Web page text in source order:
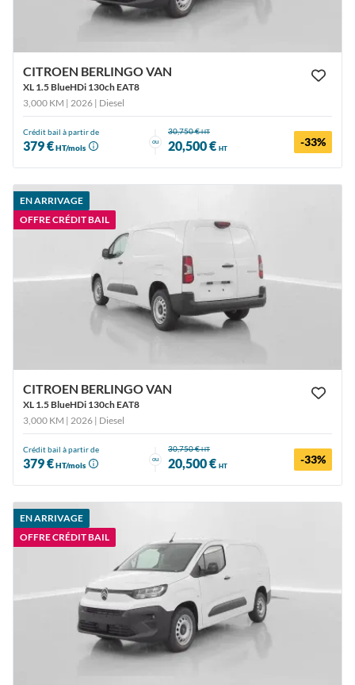
CITROEN BERLINGO VAN
XL 1.5 BlueHDi 130ch EAT8
3,000 KM | 2026 | Diesel
Crédit bail à partir de
379 €HT/mois
ou
30,750 €HT
20,500 € HT -33%
EN ARRIVAGE
OFFRE CRÉDIT BAIL
CITROEN BERLINGO VAN
XL 1.5 BlueHDi 130ch EAT8
3,000 KM | 2026 | Diesel
Crédit bail à partir de
379 €HT/mois
ou
30,750 €HT
20,500 € HT -33%
EN ARRIVAGE
OFFRE CRÉDIT BAIL